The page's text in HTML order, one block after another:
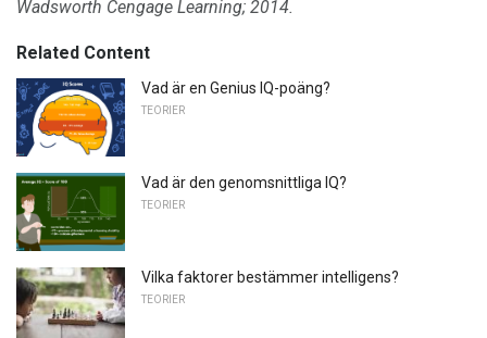
Wadsworth Cengage Learning; 2014.
Related Content
Vad är en Genius IQ-poäng?
TEORIER
Vad är den genomsnittliga IQ?
TEORIER
Vilka faktorer bestämmer intelligens?
TEORIER